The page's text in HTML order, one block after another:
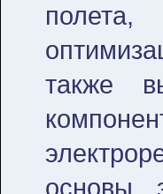
также
основы